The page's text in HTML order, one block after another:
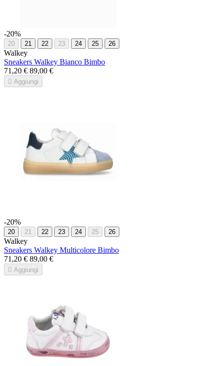
-20%
20 21 22 23 24 25 26
Walkey
Sneakers Walkey Bianco Bimbo
71,20 € 89,00 €
 Aggiungi
-20%
20 21 22 23 24 25 26
Walkey
Sneakers Walkey Multicolore Bimbo
71,20 € 89,00 €
 Aggiungi